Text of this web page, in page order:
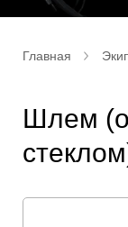
Главная
Шлем